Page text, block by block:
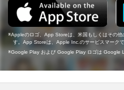
Appleのロゴ、App Storeは、米国もしくはその
す。App Storeは、Apple Inc.のサービスマークで
Google Play および Google Play ロゴは Google